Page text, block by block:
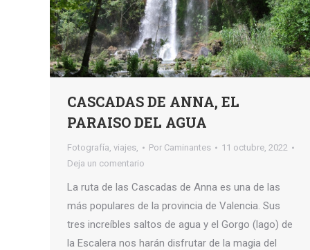
CASCADAS DE ANNA, EL
PARAISO DEL AGUA
Fotografía, viajes, Por Caminantes
11 octubre, 2022
Deja un comentario
La ruta de las Cascadas de Anna es una de las
más populares de la provincia de Valencia. Sus
tres increíbles saltos de agua y el Gorgo (lago) de
la Escalera nos harán disfrutar de la magia del